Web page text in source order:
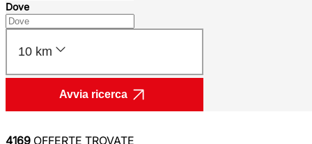
Dove
10 km
Avvia ricerca
4169 OFFERTE TROVATE